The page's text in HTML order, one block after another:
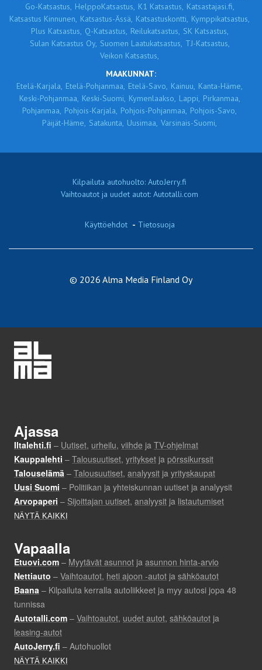
Go-Katsastus, HelppoKatsastus, K1 Katsastus, Katsastajasi.fi,
Katsastus Kinnunen, Katsastus-Ässä, Katsastuskontti, Kymppikatsastus,
Plus Katsastus, Q-Katsastus, Reilukatsastus, SK Katsastus,
Sulan Katsastus Oy, Suomen Laatukatsastus, TJ-Katsastus,
Veikon Katsastus,
MAAKUNNAT:
Etelä-Karjala, Etelä-Pohjanmaa, Etelä-Savo, Kainuu, Kanta-Häme,
Keski-Pohjanmaa, Keski-Suomi, Kymenlaakso, Lappi, Pirkanmaa,
Pohjanmaa, Pohjois-Karjala, Pohjois-Pohjanmaa, Pohjois-Savo,
Päijät-Häme, Satakunta, Uusimaa, Varsinais-Suomi,
Kilpailuta autohuolto: AutoJerry.fi
Vaihtoautot ja uudet autot: Autotalli.com
Käyttöehdot - Tietosuoja
© 2026 Alma Media Finland Oy